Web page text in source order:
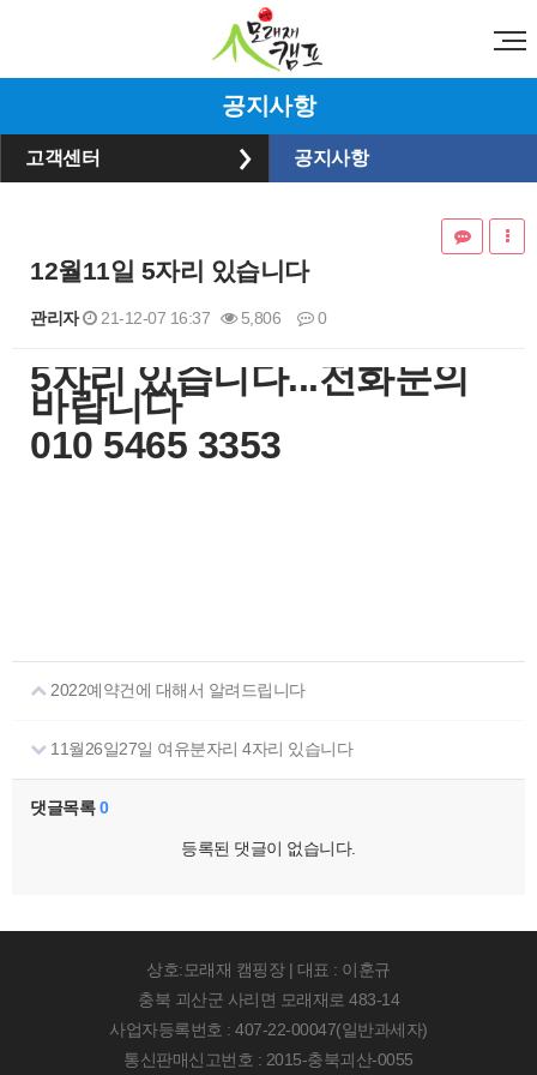
공지사항
고객센터 공지사항
12월11일 5자리 있습니다
관리자 21-12-07 16:37 5,806 0
본문
​5자리 있습니다...전화문의
바랍니다
010 5465 3353
2022예약건에 대해서 알려드립니다
11월26일27일 여유분자리 4자리 있습니다
댓글목록0
등록된 댓글이 없습니다.
상호:모래재 캠핑장 | 대표 : 이훈규
충북 괴산군 사리면 모래재로 483-14
사업자등록번호 : 407-22-00047(일반과세자)
통신판매신고번호 : 2015-충북괴산-0055